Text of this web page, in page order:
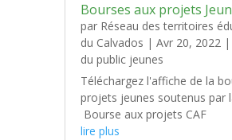
Bourses aux projets
par Réseau des territoires
du Calvados | Avr 20, 2022|
du public jeunes
Téléchargez l'affiche de la
projets jeunes soutenus par
Bourse aux projets CAF
lire plus